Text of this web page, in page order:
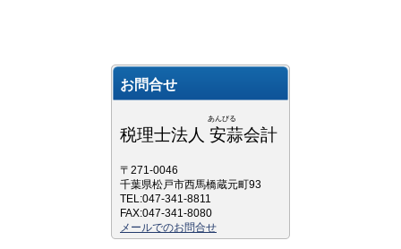
お問合せ
あんびる
税理士法人 安蒜会計
〒271-0046
千葉県松戸市西馬橋蔵元町93
TEL:047-341-8811
FAX:047-341-8080
メールでのお問合せ